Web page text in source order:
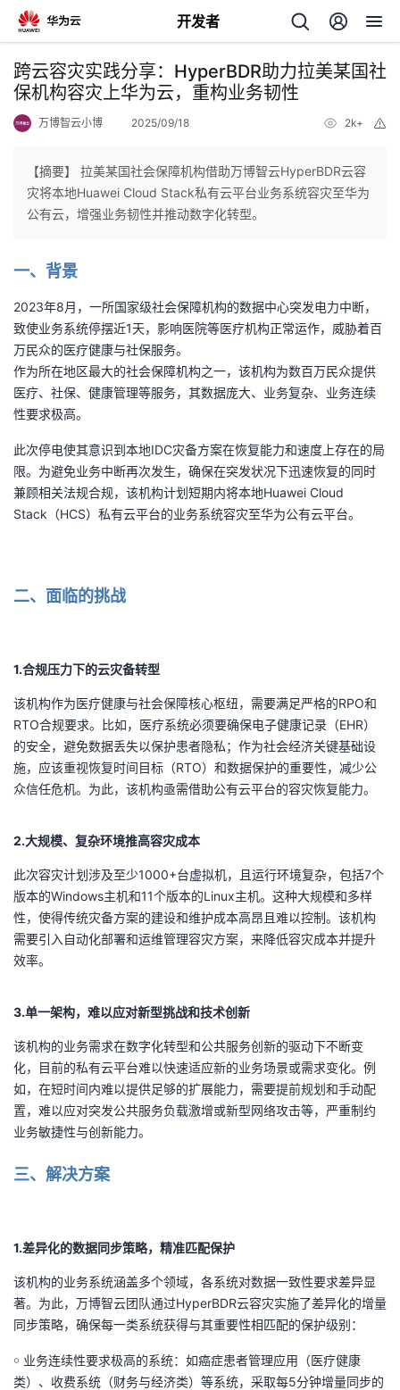
开发者
返
回
个
主
页
的
开
发
我
的
客
我
论
的
我
播
活
动
的
关
我
的
发
者
学
我
的
课
程
我
的
认
我
的
验
我
收
藏
我
支
持
技
术
支
的
云
声
议
跨云容灾实践分享：HyperBDR助力拉美某国社
保机构容灾上华为云，重构业务韧性
万博智云小博 2025/09/18 2k+
【摘要】 拉美某国社会保障机构借助万博智云HyperBDR云容
灾将本地Huawei Cloud Stack私有云平台业务系统容灾至华为
公有云，增强业务韧性并推动数字化转型。
一、背景
2023年8月，一所国家级社会保障机构的数据中心突发电力中断，
致使业务系统停摆近1天，影响医院等医疗机构正常运作，威胁着百
万民众的医疗健康与社保服务。
作为所在地区最大的社会保障机构之一，该机构为数百万民众提供
医疗、社保、健康管理等服务，其数据庞大、业务复杂、业务连续
性要求极高。
此次停电使其意识到本地IDC灾备方案在恢复能力和速度上存在的局
限。为避免业务中断再次发生，确保在突发状况下迅速恢复的同时
兼顾相关法规合规，该机构计划短期内将本地Huawei Cloud
Stack（HCS）私有云平台的业务系统容灾至华为公有云平台。
二、面临的挑战
1.合规压力下的云灾备转型
该机构作为医疗健康与社会保障核心枢纽，需要满足严格的RPO和
RTO合规要求。比如，医疗系统必须要确保电子健康记录（EHR）
的安全，避免数据丢失以保护患者隐私；作为社会经济关键基础设
施，应该重视恢复时间目标（RTO）和数据保护的重要性，减少公
众信任危机。为此，该机构亟需借助公有云平台的容灾恢复能力。
2.大规模、复杂环境推高容灾成本
此次容灾计划涉及至少1000+台虚拟机，且运行环境复杂，包括7个
版本的Windows主机和11个版本的Linux主机。这种大规模和多样
性，使得传统灾备方案的建设和维护成本高昂且难以控制。该机构
需要引入自动化部署和运维管理容灾方案，来降低容灾成本并提升
效率。
3.单一架构，难以应对新型挑战和技术创新
该机构的业务需求在数字化转型和公共服务创新的驱动下不断变
化，目前的私有云平台难以快速适应新的业务场景或需求变化。例
如，在短时间内难以提供足够的扩展能力，需要提前规划和手动配
置，难以应对突发公共服务负载激增或新型网络攻击等，严重制约
业务敏捷性与创新能力。
三、解决方案
1.差异化的数据同步策略，精准匹配保护
该机构的业务系统涵盖多个领域，各系统对数据一致性要求差异显
著。为此，万博智云团队通过HyperBDR云容灾实施了差异化的增量
同步策略，确保每一类系统获得与其重要性相匹配的保护级别：
￮ 业务连续性要求极高的系统：如癌症患者管理应用（医疗健康
类）、收费系统（财务与经济类）等系统，采取每5分钟增量同步的